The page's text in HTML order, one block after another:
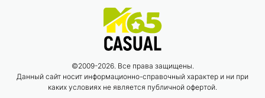
©2009-2026. Все права защищены.
Данный сайт носит информационно-справочный характер и ни при
каких условиях не является публичной офертой.